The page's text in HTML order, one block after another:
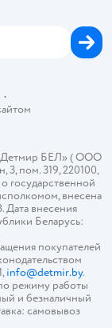
БЕЛ» ( ООО
3, пом. 319, 220100,
государственной
внесена
Дата внесения
Беларусь:
покупателей
info@detmir.by.
режиму работы
и безналичный
самовывоз